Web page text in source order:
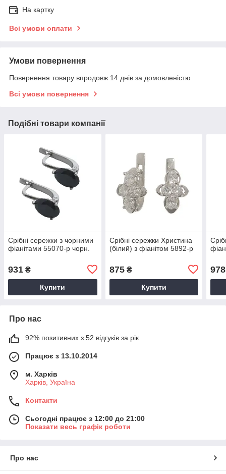
На картку
Всі умови оплати
Умови повернення
Повернення товару впродовж 14 днів за домовленістю
Всі умови повернення
Подібні товари компанії
Срібні сережки з чорними
фіанітами 55070-р чорн.
931 ₴
Купити
Срібні сережки Христина
(білий) з фіанітом 5892-р
875₴
Купити
978
Про нас
92% позитивних з 52 відгуків за рік
Працює з 13.10.2014
м. Харків
Харків, Україна
Контакти
Сьогодні працює з 12:00 до 21:00
Показати весь графік роботи
Про нас